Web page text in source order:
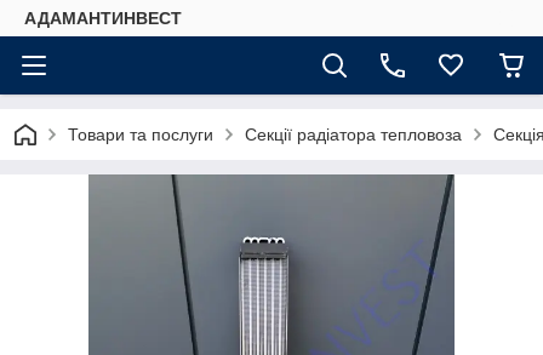
АДАМАНТИНВЕСТ
Товари та послуги Секції радіатора тепловоза